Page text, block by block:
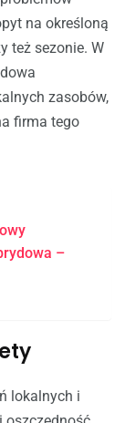
na określoną
też sezonie. W
zasobów,
firma tego
–
lokalnych i